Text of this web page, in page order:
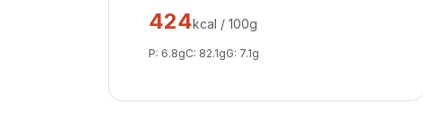
424kcal / 100g
P: 6.8gC: 82.1gG: 7.1g